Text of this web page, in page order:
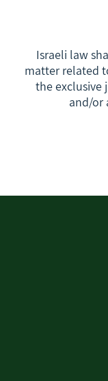
Israeli law
matter related
the exclusive
and/or